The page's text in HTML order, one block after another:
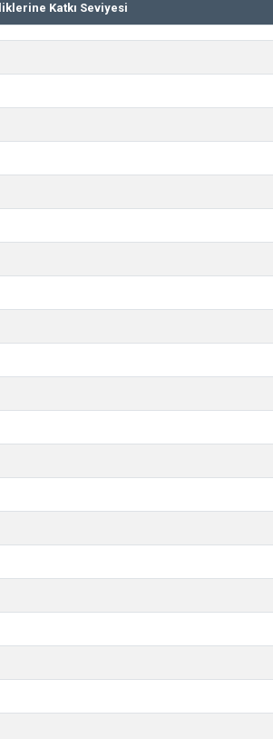
Katkı Seviyesi